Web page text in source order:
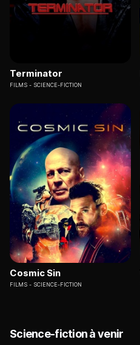
Terminator
FILMS SCIENCE-FICTION
Cosmic Sin
FILMS SCIENCE-FICTION
Science-fiction à venir